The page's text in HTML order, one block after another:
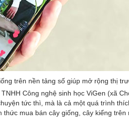
trên nền tảng số giúp mở rộng thị
Công nghệ sinh học ViGen (xã
tức thì, mà là cả một quá trình
mua bán cây giống, cây kiểng